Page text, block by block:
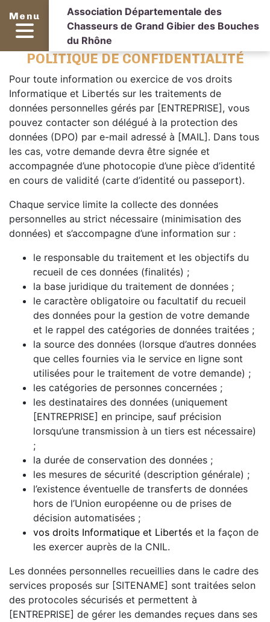
Menu
Association Départementale des
Chasseurs de Grand Gibier des Bouches
du Rhône
POLITIQUE DE CONFIDENTIALITÉ
Pour toute information ou exercice de vos droits
Informatique et Libertés sur les traitements de
données personnelles gérés par [ENTREPRISE], vous
pouvez contacter son délégué à la protection des
données (DPO) par e-mail adressé à [MAIL]. Dans tous
les cas, votre demande devra être signée et
accompagnée d’une photocopie d’une pièce d’identité
en cours de validité (carte d’identité ou passeport).
Chaque service limite la collecte des données
personnelles au strict nécessaire (minimisation des
données) et s’accompagne d’une information sur :
le responsable du traitement et les objectifs du
recueil de ces données (finalités) ;
la base juridique du traitement de données ;
le caractère obligatoire ou facultatif du recueil
des données pour la gestion de votre demande
et le rappel des catégories de données traitées ;
la source des données (lorsque d’autres données
que celles fournies via le service en ligne sont
utilisées pour le traitement de votre demande) ;
les catégories de personnes concernées ;
les destinataires des données (uniquement
[ENTREPRISE] en principe, sauf précision
lorsqu’une transmission à un tiers est nécessaire)
;
la durée de conservation des données ;
les mesures de sécurité (description générale) ;
l’existence éventuelle de transferts de données
hors de l’Union européenne ou de prises de
décision automatisées ;
vos droits Informatique et Libertés et la façon de
les exercer auprès de la CNIL.
Les données personnelles recueillies dans le cadre des
services proposés sur [SITENAME] sont traitées selon
des protocoles sécurisés et permettent à
[ENTREPRISE] de gérer les demandes reçues dans ses